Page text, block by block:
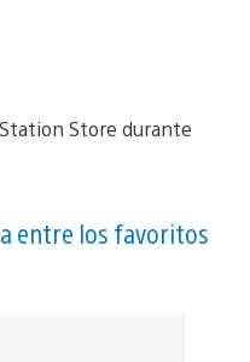
entre los favoritos